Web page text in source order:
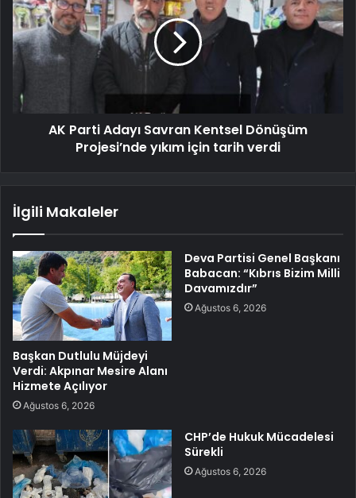
​​​​​​​AK Parti Adayı Savran Kentsel Dönüşüm
Projesi’nde yıkım için tarih verdi
İlgili Makaleler
Başkan Dutlulu Müjdeyi
Verdi: Akpınar Mesire Alanı
Hizmete Açılıyor
Ağustos 6, 2026
Deva Partisi Genel Başkanı
Babacan: “Kıbrıs Bizim Milli
Davamızdır”
Ağustos 6, 2026
CHP’de Hukuk Mücadelesi
Sürekli
Ağustos 6, 2026